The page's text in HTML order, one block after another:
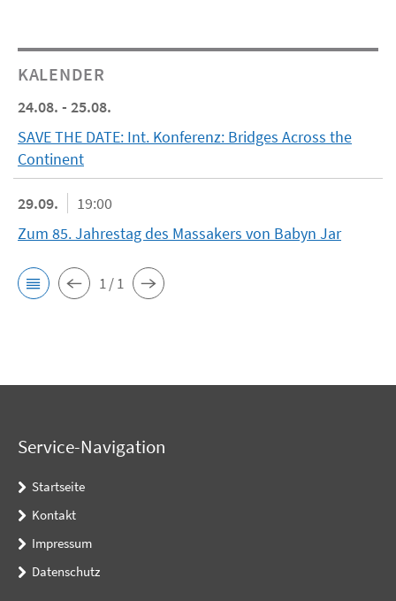
KALENDER
24.08. - 25.08.
SAVE THE DATE: Int. Konferenz: Bridges Across the
Continent
29.09.
19:00
Zum 85. Jahrestag des Massakers von Babyn Jar
1 / 1
Service-Navigation
Startseite
Kontakt
Impressum
Datenschutz